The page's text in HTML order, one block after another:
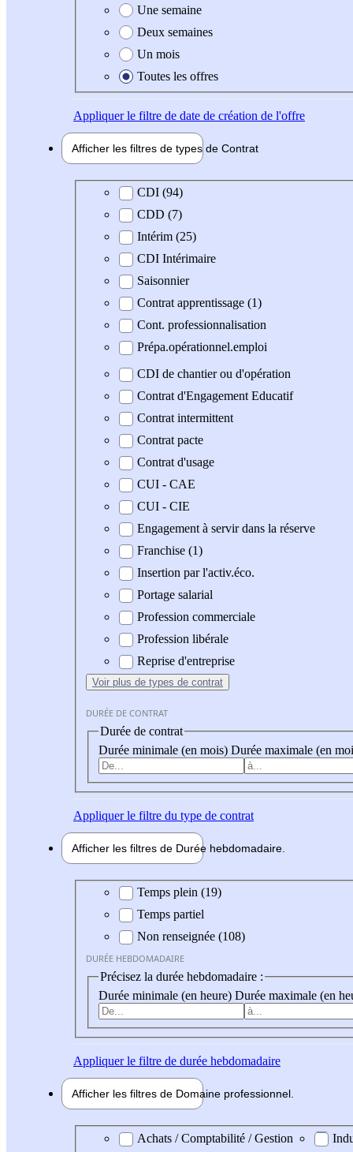
Une semaine
Deux semaines
Un mois
Toutes les offres
Appliquerle filtre de date de création de l'offre
Afficher les filtres de types de Contrat
Type de contratCDI (94)
CDD (7)
Intérim (25)
CDI Intérimaire
Saisonnier
Contrat apprentissage (1)
Cont. professionnalisation
Prépa.opérationnel.emploi
CDI de chantier ou d'opération
Contrat d'Engagement Educatif
Contrat intermittent
Contrat pacte
Contrat d'usage
CUI - CAE
CUI - CIE
Engagement à servir dans la réserve
Franchise (1)
Insertion par l'activ.éco.
Portage salarial
Profession commerciale
Profession libérale
Reprise d'entreprise
Voir plus de types de contrat
DURÉE DE CONTRAT
Durée de contrat
Durée minimale (en mois) Durée maximale (en
Appliquerle filtre du type de contrat
Afficher les filtres de Durée hebdomadaire
Durée hebdomadaire
Temps plein (19)
Temps partiel
Non renseignée (108)
DURÉE HEBDOMADAIRE
Précisez la durée hebdomadaire :
Durée minimale (en heure) Durée maximale (en
Appliquerle filtre de durée hebdomadaire
Afficher les filtres de Domaine professionnel
Domaine professionel
Achats / Comptabilité / Gestion